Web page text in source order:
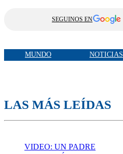
SEGUINOS EN
MUNDO NOTICIAS
LAS MÁS LEÍDAS
VIDEO: UN PADRE